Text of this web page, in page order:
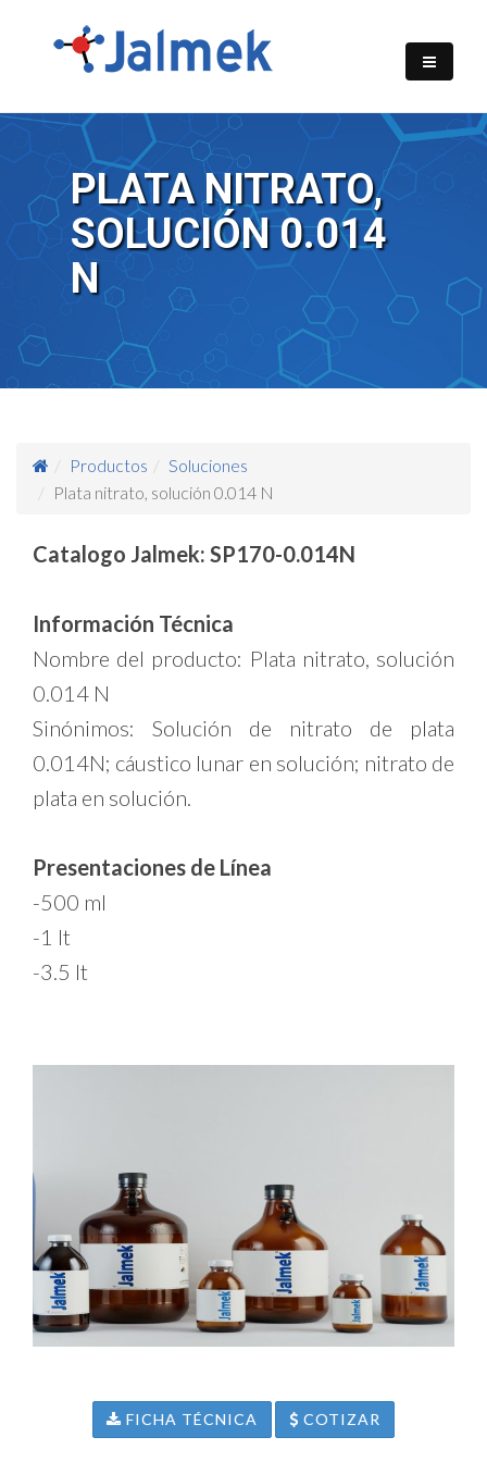
PLATA NITRATO,
SOLUCIÓN 0.014
N
Productos
Soluciones
Plata nitrato, solución 0.014 N
Catalogo Jalmek: SP170-0.014N
Información Técnica
Nombre del producto: Plata nitrato, solución
0.014 N
Sinónimos: Solución de nitrato de plata
0.014N; cáustico lunar en solución; nitrato de
plata en solución.
Presentaciones de Línea
-500 ml
-1 lt
-3.5 lt
FICHA TÉCNICA COTIZAR